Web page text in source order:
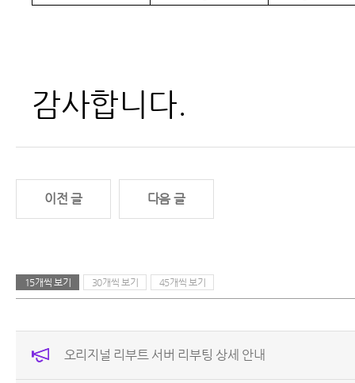
감사합니다.
이전 글 다음 글
15개씩 보기 30개씩 보기 45개씩 보기
오리지널 리부트 서버 리부팅 상세 안내